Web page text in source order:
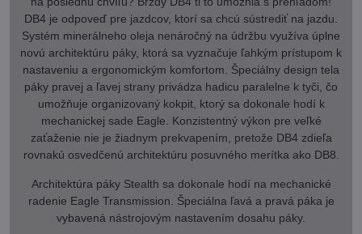
DB4 je odpoveď pre jazdcov, ktorí sa chcú sústrediť na jazdu.
Systém minerálneho oleja nenáročný na údržbu využíva úplne
novú architektúru páky, ktorá sa vyznačuje ľahkým prístupom k
nastaveniu a ergonomickým komfortom. Špeciálny design tela
páky pravej a ľavej strany privádza hadicu paralelne k tyči, čo
umožňuje organizovaný kokpit, ktorý sa dokonale hodí k
mechanickej sade Eagle. Konzistentný výkon pre veľké
zaťaženie nie je žiadnym prekvapením, pretože DB4 zdieľa
rovnakú osvedčenú architektúru posuvného merítka ako DB8.
Architektúra páky Stealth sa dokonale hodí na mechanické
radenie Eagle Transmission. Špeciálna ľavá a pravá páka je
vybavená nástrojovým nastavením dosahu páky.